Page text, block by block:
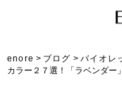
enore > ブログ > バイオレ
カラー２７選！「ラベンダー